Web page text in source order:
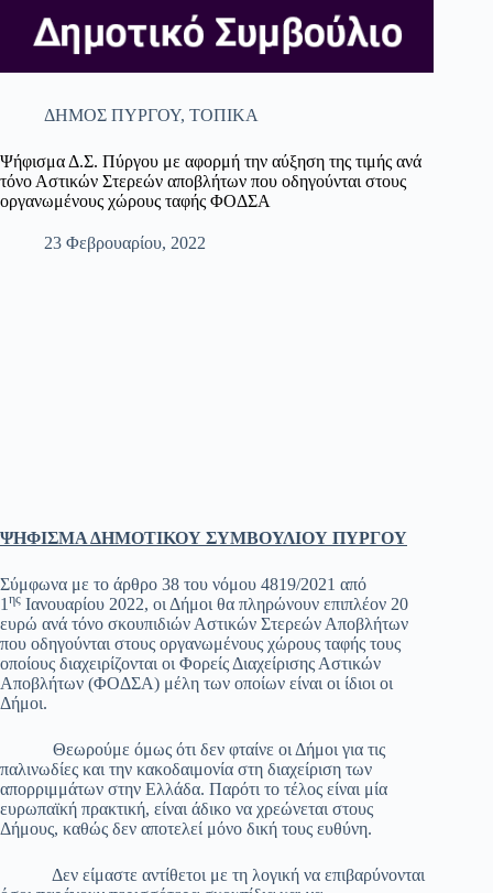
ΔΗΜΟΣ ΠΥΡΓΟΥ, ΤΟΠΙΚΑ
Ψήφισμα Δ.Σ. Πύργου με αφορμή την αύξηση της τιμής ανά
τόνο Αστικών Στερεών αποβλήτων που οδηγούνται στους
οργανωμένους χώρους ταφής ΦΟΔΣΑ
23 Φεβρουαρίου, 2022
ΨΗΦΙΣΜΑ ΔΗΜΟΤΙΚΟΥ ΣΥΜΒΟΥΛΙΟΥ ΠΥΡΓΟΥ
Σύμφωνα με το άρθρο 38 του νόμου 4819/2021 από
1 ης Ιανουαρίου 2022, οι Δήμοι θα πληρώνουν επιπλέον 20
ευρώ ανά τόνο σκουπιδιών Αστικών Στερεών Αποβλήτων
που οδηγούνται στους οργανωμένους χώρους ταφής τους
οποίους διαχειρίζονται οι Φορείς Διαχείρισης Αστικών
Αποβλήτων (ΦΟΔΣΑ) μέλη των οποίων είναι οι ίδιοι οι
Δήμοι.
Θεωρούμε όμως ότι δεν φταίνε οι Δήμοι για τις
παλινωδίες και την κακοδαιμονία στη διαχείριση των
απορριμμάτων στην Ελλάδα. Παρότι το τέλος είναι μία
ευρωπαϊκή πρακτική, είναι άδικο να χρεώνεται στους
Δήμους, καθώς δεν αποτελεί μόνο δική τους ευθύνη.
Δεν είμαστε αντίθετοι με τη λογική να επιβαρύνονται